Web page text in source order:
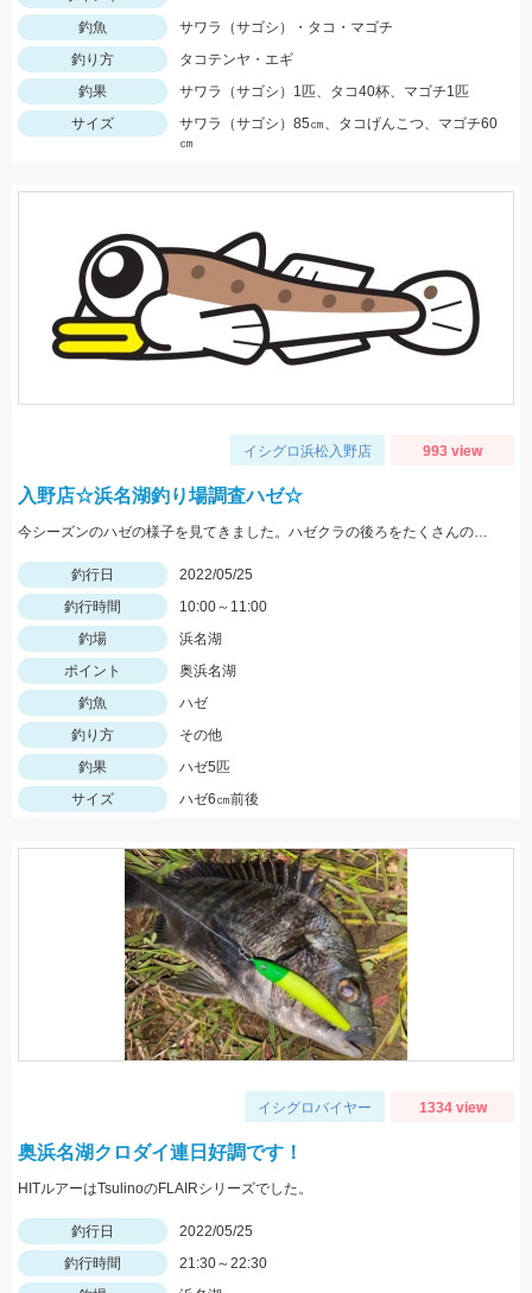
釣魚
サワラ（サゴシ）・タコ・マゴチ
釣り方
タコテンヤ・エギ
釣果
サワラ（サゴシ）1匹、タコ40杯、マゴチ1匹
サイズ
サワラ（サゴシ）85㎝、タコげんこつ、マゴチ60
㎝
イシグロ浜松入野店 993 view
入野店☆浜名湖釣り場調査ハゼ☆
今シーズンのハゼの様子を見てきました。ハゼクラの後ろをたくさんのハゼが付いてきたので今後楽しみですよ♪今後もちょくちょく様子見てきますね。
釣行日
2022/05/25
釣行時間
10:00～11:00
釣場
浜名湖
ポイント
奥浜名湖
釣魚
ハゼ
釣り方
その他
釣果
ハゼ5匹
サイズ
ハゼ6㎝前後
イシグロバイヤー 1334 view
奥浜名湖クロダイ連日好調です！
HITルアーはTsulinoのFLAIRシリーズでした。
釣行日
2022/05/25
釣行時間
21:30～22:30